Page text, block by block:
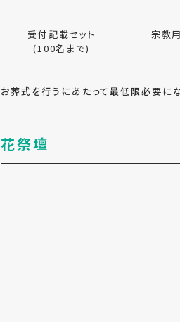
受付記載セット
(100名まで)
宗教
お葬式を行うにあたって最低限必要に
花祭壇